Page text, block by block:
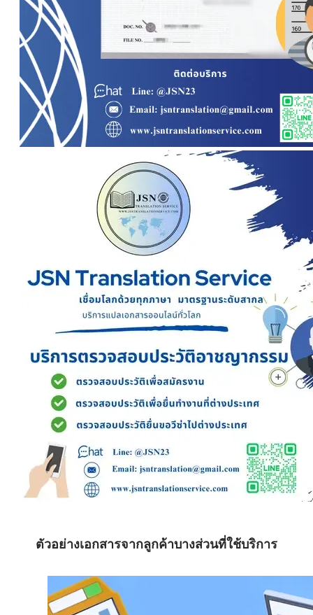
ตัวอย่างเอกสารจากลูกค้าบางส่วนที่ใช้บริการ